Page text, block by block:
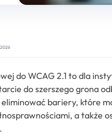
do WCAG 2.1 to dla
do szerszego grona
bariery, które
a także